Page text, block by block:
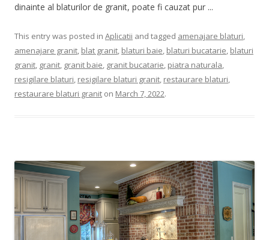
dinainte al blaturilor de granit, poate fi cauzat pur ...
This entry was posted in Aplicatii and tagged amenajare blaturi,
amenajare granit, blat granit, blaturi baie, blaturi bucatarie, blaturi
granit, granit, granit baie, granit bucatarie, piatra naturala,
resigilare blaturi, resigilare blaturi granit, restaurare blaturi,
restaurare blaturi granit on March 7, 2022.